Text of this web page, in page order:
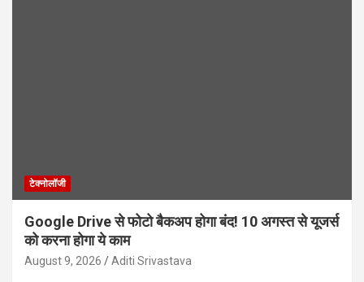
टेक्नोलॉजी
Google Drive से फोटो बैकअप होगा बंद! 10 अगस्त से यूजर्स
को करना होगा ये काम
August 9, 2026 Aditi Srivastava